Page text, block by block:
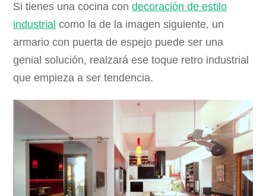
Si tienes una cocina condecoración de estilo
industrial como la de la imagen siguiente, un
armario con puerta de espejo puede ser una
genial solución, realzará ese toque retro industrial
que empieza a ser tendencia.